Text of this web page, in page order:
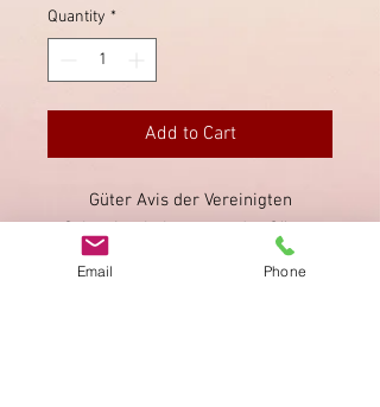
Quantity *
Add to Cart
Güter Avis der Vereinigten
Schweizerbahnen von der Güter-
Expedition in Schaennis (Schänis),
Email Phone